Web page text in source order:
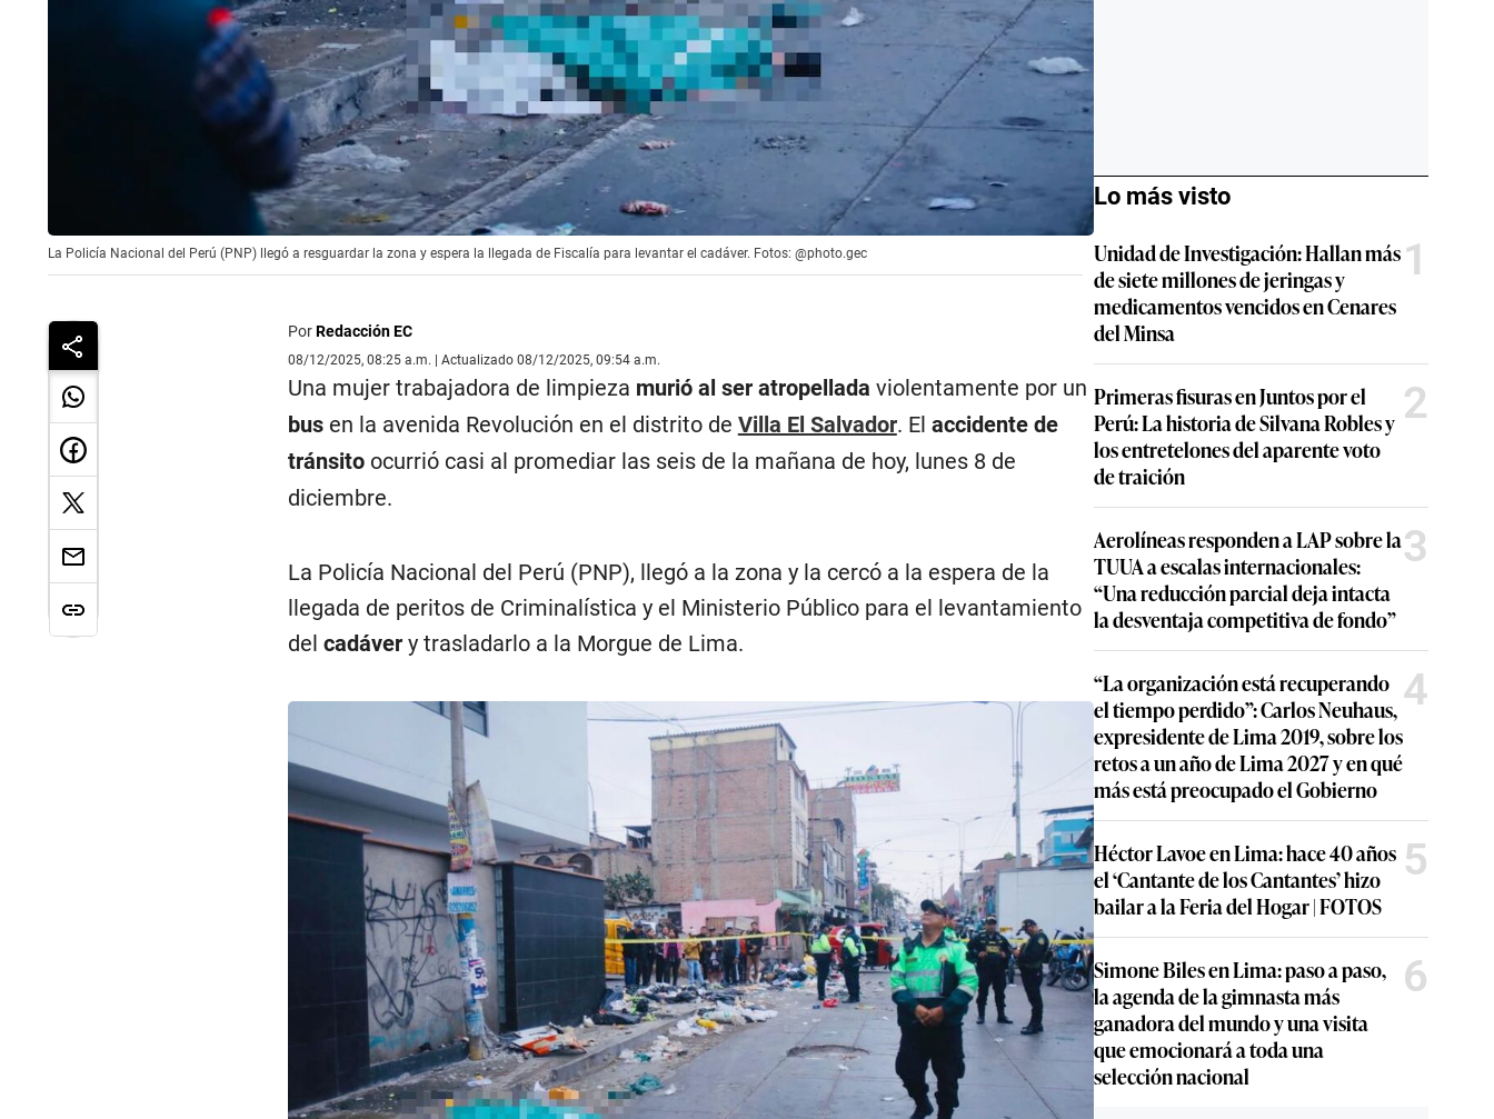
La Policía Nacional del Perú (PNP) llegó a resguardar la zona y espera la llegada de Fiscalía para levantar el cadáver. Fotos: @photo.gec
PorRedacción EC
08/12/2025, 08:25 a.m. | Actualizado 08/12/2025, 09:54 a.m.
Una mujer trabajadora de limpieza murió al ser atropellada violentamente por un
busen la avenida Revolución en el distrito de Villa El Salvador. El accidente de
tránsitoocurrió casi al promediar las seis de la mañana de hoy, lunes 8 de
diciembre.
La Policía Nacional del Perú (PNP), llegó a la zona y la cercó a la espera de la
llegada de peritos de Criminalística y el Ministerio Público para el levantamiento
del cadávery trasladarlo a la Morgue de Lima.
Lo más visto
Unidad de Investigación: Hallan más
de siete millones de jeringas y
medicamentos vencidos en Cenares
del Minsa
1
Primeras fisuras en Juntos por el
Perú: La historia de Silvana Robles y
los entretelones del aparente voto
de traición
2
Aerolíneas responden a LAP sobre la
TUUA a escalas internacionales:
“Una reducción parcial deja intacta
la desventaja competitiva de fondo”
3
“La organización está recuperando
el tiempo perdido”: Carlos Neuhaus,
expresidente de Lima 2019, sobre los
retos a un año de Lima 2027 y en qué
más está preocupado el Gobierno
4
Héctor Lavoe en Lima: hace 40 años
el ‘Cantante de los Cantantes’ hizo
bailar a la Feria del Hogar | FOTOS
5
Simone Biles en Lima: paso a paso,
la agenda de la gimnasta más
ganadora del mundo y una visita
que emocionará a toda una
selección nacional
6